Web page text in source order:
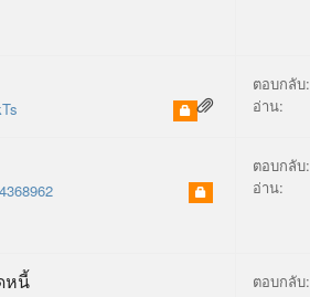
ตอบกลับ:
อ่าน:
ตอบกลับ:
อ่าน:
หนี้ ตอบกลับ: